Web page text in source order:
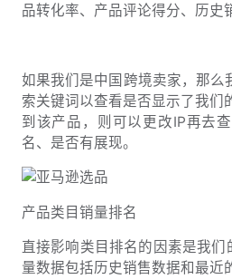
品转化率、产品评论得分、历史
如果我们是中国跨境卖家，那么
索关键词以查看是否显示了我们
到该产品，则可以更改IP再去
名、是否有展现。
产品类目销量排名
直接影响类目排名的因素是我
量数据包括历史销售数据和最近